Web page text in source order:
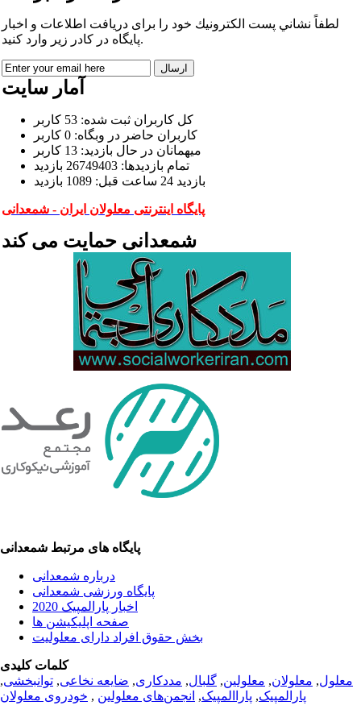
لطفاً نشاني پست الكترونيك خود را برای دريافت اطلاعات و اخبار
پايگاه در كادر زير وارد كنيد.
آمار سایت
كل کاربران ثبت شده: 53 کاربر
کاربران حاضر در وبگاه: 0 کاربر
ميهمانان در حال بازديد: 13 کاربر
تمام بازديد‌ها: 26749403 بازدید
بازديد 24 ساعت قبل: 1089 بازدید
پایگاه اینترنتی معلولان ایران - شمعدانی
شمعدانی حمایت می کند
پایگاه های مرتبط شمعدانی
درباره شمعدانی
پایگاه ورزشی شمعدانی
اخبار پارالمپیک 2020
صفحه اپلیکیشن ها
بخش حقوق افراد دارای معلولیت
کلمات کلیدی
معلول, معلولان, معلولین, گلبال, مددکاری, ضایعه نخاعی, توانبخشی,
پارالمپیک, پاراالمپیک, انجمن‌های معلولین , خودروی معلولان